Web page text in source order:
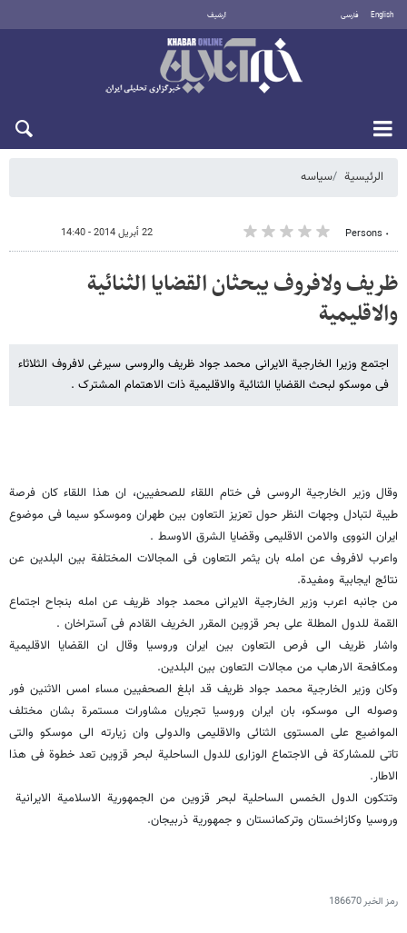
English فارسی أرشيف
الرئيسية سیاسه
٠ Persons 22 أبريل 2014 - 14:40
ظریف ولافروف یبحثان القضایا الثنائیة
والاقلیمیة
اجتمع وزیرا الخارجیة الایرانی محمد جواد ظریف والروسی سیرغی لافروف الثلاثاء
فی موسکو لبحث القضایا الثنائیة والاقلیمیة ذات الاهتمام المشترک .
وقال وزیر الخارجیة الروسی فی ختام اللقاء للصحفیین، ان هذا اللقاء کان فرصة
طیبة لتبادل وجهات النظر حول تعزیز التعاون بین طهران وموسکو سیما فی موضوع
ایران النووی والامن الاقلیمی وقضایا الشرق الاوسط .
واعرب لافروف عن امله بان یثمر التعاون فی المجالات المختلفة بین البلدین عن
نتائج ایجابیة ومفیدة.
من جانبه اعرب وزیر الخارجیة الایرانی محمد جواد ظریف عن امله بنجاح اجتماع
القمة للدول المطلة علی بحر قزوین المقرر الخریف القادم فی آستراخان .
واشار ظریف الی فرص التعاون بین ایران وروسیا وقال ان القضایا الاقلیمیة
ومکافحة الارهاب من مجالات التعاون بین البلدین.
وکان وزیر الخارجیة محمد جواد ظریف قد ابلغ الصحفیین مساء امس الاثنین فور
وصوله الی موسکو، بان ایران وروسیا تجریان مشاورات مستمرة بشان مختلف
المواضیع علی المستوی الثنائی والاقلیمی والدولی وان زیارته الی موسکو والتی
تاتی للمشارکة فی الاجتماع الوزاری للدول الساحلیة لبحر قزوین تعد خطوة فی هذا
الاطار.
وتتکون الدول الخمس الساحلیة لبحر قزوین من الجمهوریة الاسلامیة الایرانیة
وروسیا وکازاخستان وترکمانستان و جمهوریة ذربیجان.
رمز الخبر186670